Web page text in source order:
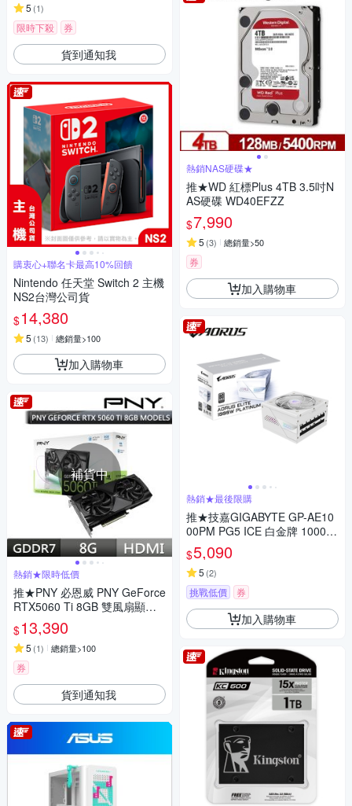
5 (1)
限時下殺 券
貨到通知我
購衷心+聯名卡最高10%回饋
Nintendo 任天堂 Switch 2 主機
NS2台灣公司貨
$14,380
5 (13) 總銷量>100
加入購物車
補貨中
熱銷★限時低價
推★PNY 必恩威 PNY GeForce
RTX5060 Ti 8GB 雙風扇顯示
卡 VCG5060T8DFXPB1
$13,390
5 (1) 總銷量>100
券
貨到通知我
熱銷NAS硬碟★
推★WD 紅標Plus 4TB 3.5吋N
AS硬碟 WD40EFZZ
$7,990
5 (3) 總銷量>50
券
加入購物車
熱銷★最後限購
推★技嘉GIGABYTE GP-AE10
00PM PG5 ICE 白金牌 1000W
電源供應器【白】
$5,090
5 (2)
挑戰低價 券
加入購物車